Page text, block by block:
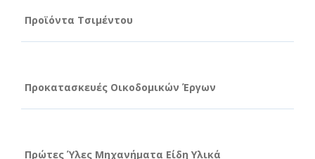
Προϊόντα Τσιμέντου
Προκατασκευές Οικοδομικών Έργων
Πρώτες Ύλες Μηχανήματα Είδη Υλικά